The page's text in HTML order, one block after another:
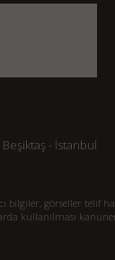
- İstanbul
görseller telif
kullanılması